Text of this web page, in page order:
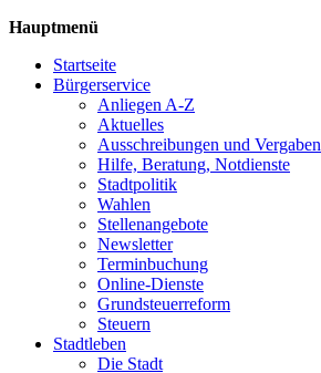
Hauptmenü
Startseite
Bürgerservice
Anliegen A-Z
Aktuelles
Ausschreibungen und Vergaben
Hilfe, Beratung, Notdienste
Stadtpolitik
Wahlen
Stellenangebote
Newsletter
Terminbuchung
Online-Dienste
Grundsteuerreform
Steuern
Stadtleben
Die Stadt